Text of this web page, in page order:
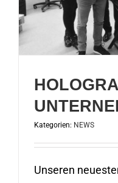
Kategorien: NEWS
Unseren